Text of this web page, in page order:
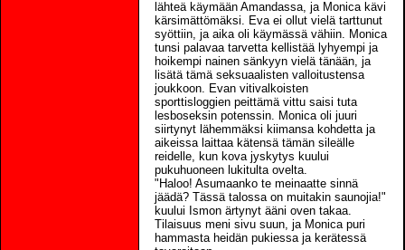
lähteä käymään Amandassa, ja Monica kävi
kärsimättömäksi. Eva ei ollut vielä tarttunut
syöttiin, ja aika oli käymässä vähiin. Monica
tunsi palavaa tarvetta kellistää lyhyempi ja
hoikempi nainen sänkyyn vielä tänään, ja
lisätä tämä seksuaalisten valloitustensa
joukkoon. Evan vitivalkoisten
sporttisloggien peittämä vittu saisi tuta
lesboseksin potenssin. Monica oli juuri
siirtynyt lähemmäksi kiimansa kohdetta ja
aikeissa laittaa kätensä tämän sileälle
reidelle, kun kova jyskytys kuului
pukuhuoneen lukitulta ovelta.
"Haloo! Asumaanko te meinaatte sinnä
jäädä? Tässä talossa on muitakin saunojia!"
kuului Ismon ärtynyt ääni oven takaa.
Tilaisuus meni sivu suun, ja Monica puri
hammasta heidän pukiessa ja kerätessä